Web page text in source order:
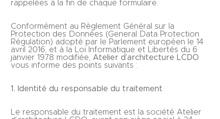
rappelées à la fin de chaque formulaire.
Conformément au Règlement Général sur la
Protection des Données (General Data Protection
Régulation) adopté par le Parlement européen le 14
avril 2016, et à la Loi Informatique et Libertés du 6
janvier 1978 modifiée, Atelier d’architecture LCDO
vous informe des points suivants :
1. Identité du responsable du traitement
Le responsable du traitement est la société Atelier